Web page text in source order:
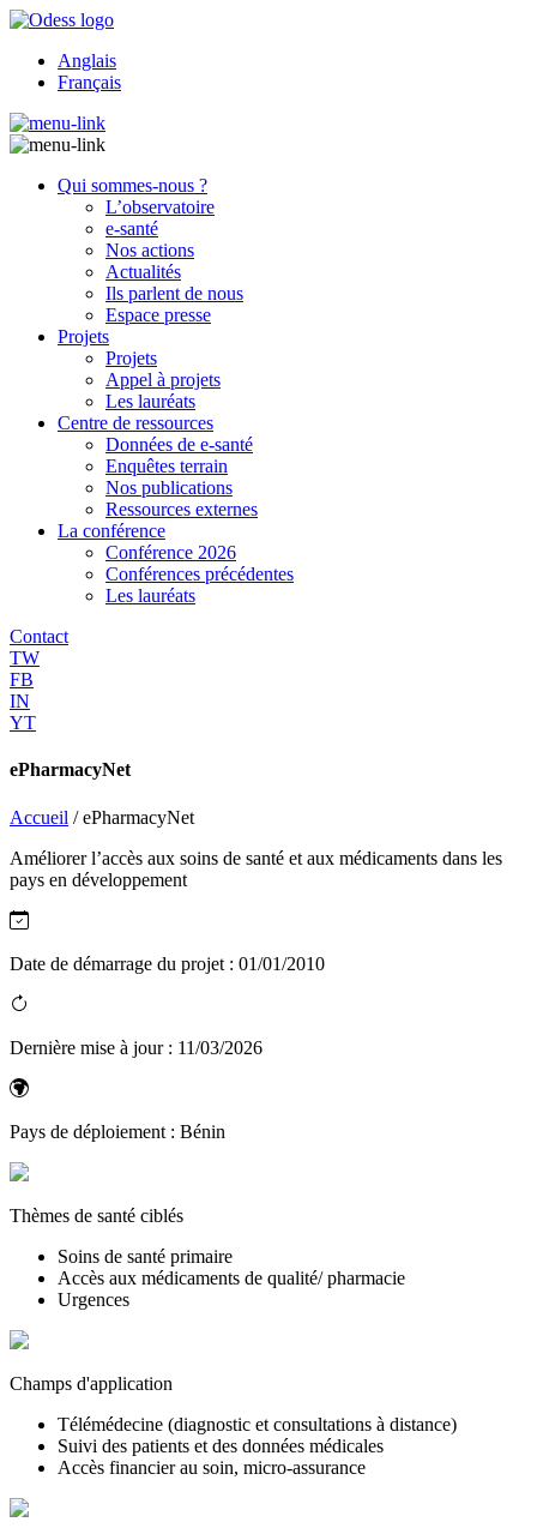
Anglais
Français
Qui sommes-nous ?
L’observatoire
e-santé
Nos actions
Actualités
Ils parlent de nous
Espace presse
Projets
Projets
Appel à projets
Les lauréats
Centre de ressources
Données de e-santé
Enquêtes terrain
Nos publications
Ressources externes
La conférence
Conférence 2026
Conférences précédentes
Les lauréats
Contact
TW
FB
IN
YT
ePharmacyNet
Accueil /ePharmacyNet
Améliorer l’accès aux soins de santé et aux médicaments dans les
pays en développement
Date de démarrage du projet : 01/01/2010
Dernière mise à jour : 11/03/2026
Pays de déploiement : Bénin
Thèmes de santé ciblés
Soins de santé primaire
Accès aux médicaments de qualité/ pharmacie
Urgences
Champs d'application
Télémédecine (diagnostic et consultations à distance)
Suivi des patients et des données médicales
Accès financier au soin, micro-assurance